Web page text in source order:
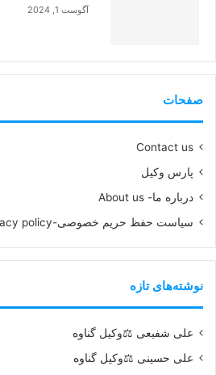
آگوست 1, 2024
صفحات
Contact us
پارس وکیل
درباره ما- About us
سیاست حفظ حریم خصوصی-privacy policy
نوشته‌های تازه
علی شفیعی ⚖️وکیل گناوه
علی حسینی ⚖️وکیل گناوه